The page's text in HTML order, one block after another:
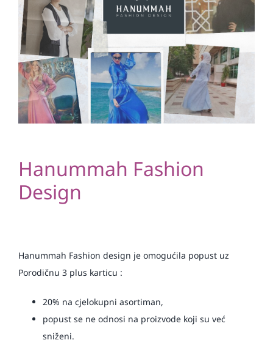
Hanummah Fashion
Design
Hanummah Fashion design je omogućila popust uz
Porodičnu 3 plus karticu :
20% na cjelokupni asortiman,
popust se ne odnosi na proizvode koji su već
sniženi.